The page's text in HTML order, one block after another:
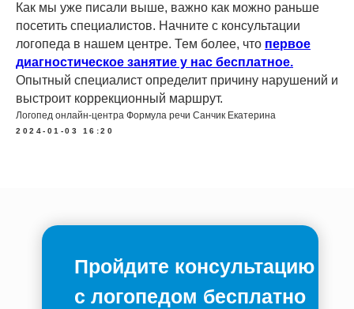
Как мы уже писали выше, важно как можно раньше
посетить специалистов. Начните с консультации
логопеда в нашем центре. Тем более, что первое
диагностическое занятие у нас бесплатное.
Опытный специалист определит причину нарушений и
выстроит коррекционный маршрут.
Логопед онлайн-центра Формула речи Санчик Екатерина
2024-01-03 16:20
Пройдите консультацию
с логопедом бесплатно